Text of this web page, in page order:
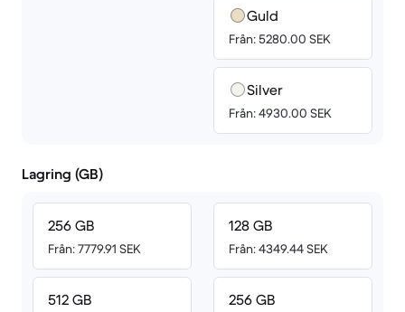
Guld
Från: 5280.00 SEK
Silver
Från: 4930.00 SEK
Lagring (GB)
256 GB
Från: 7779.91 SEK
512 GB
128 GB
Från: 4349.44 SEK
256 GB